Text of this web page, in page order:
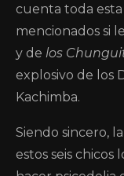
cuenta toda
mencionados si
y de los
explosivo de los
Kachimba.
Siendo sincero,
estos seis chicos